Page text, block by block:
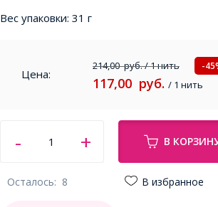
Вес упаковки: 31 г
Цена:
214,00руб./ 1 нить -
117,00 руб. / 1 нить
В
Осталось: 8 В избранное